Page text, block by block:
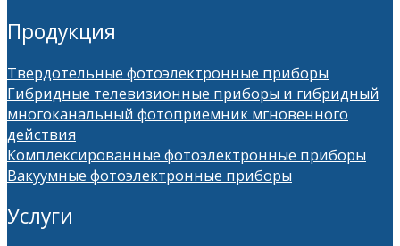
Продукция
Твердотельные фотоэлектронные приборы
Гибридные телевизионные приборы и гибридный
многоканальный фотоприемник мгновенного
действия
Комплексированные фотоэлектронные приборы
Вакуумные фотоэлектронные приборы
Услуги